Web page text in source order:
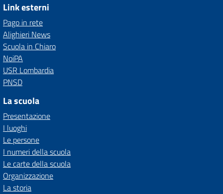
Link esterni
Pago in rete
Alighieri News
Scuola in Chiaro
NoiPA
USR Lombardia
PNSD
La scuola
Presentazione
I luoghi
Le persone
I numeri della scuola
Le carte della scuola
Organizzazione
La storia